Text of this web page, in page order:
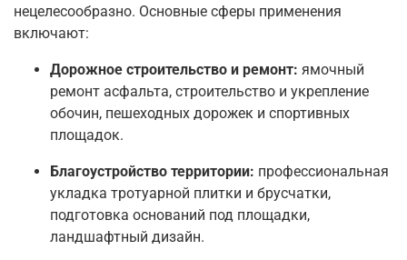
нецелесообразно. Основные сферы применения
включают:
Дорожное строительство и ремонт: ямочный
ремонт асфальта, строительство и укрепление
обочин, пешеходных дорожек и спортивных
площадок.
Благоустройство территории: профессиональная
укладка тротуарной плитки и брусчатки,
подготовка оснований под площадки,
ландшафтный дизайн.